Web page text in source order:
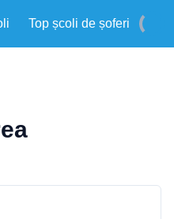
Top școli de șoferi